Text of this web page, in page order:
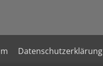
Datenschutzerklärung